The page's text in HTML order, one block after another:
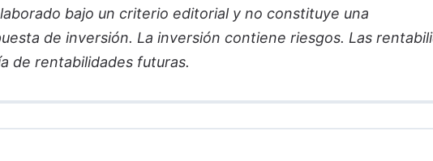
bajo un criterio editorial y no constituye una
de inversión. La inversión contiene riesgos. Las
de rentabilidades futuras.